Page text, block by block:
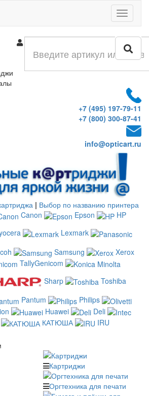
Меню
+7 (495) 197-79-11
+7 (800) 300-87-41
info@opticart.ru
| Выбор по названию принтера
Canon Epson
HP
Lexmark
Samsung
Xerox
TallyGenicom
Sharp
Toshiba
Pantum
Philips
Huawei
Deli
КАТЮША
IRU
Картриджи
Оргтехника для печати